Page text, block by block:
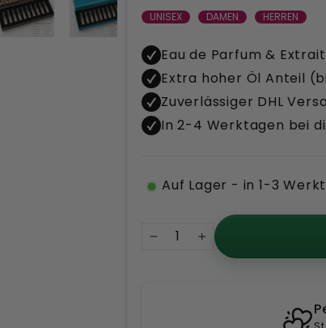
UNISEX DAMEN HERREN
Eau de Parfum &
Extra hoher Öl Anteil
Zuverlässiger DHL
In 2-4 Werktagen bei
Auf Lager - in 1-3
+
14